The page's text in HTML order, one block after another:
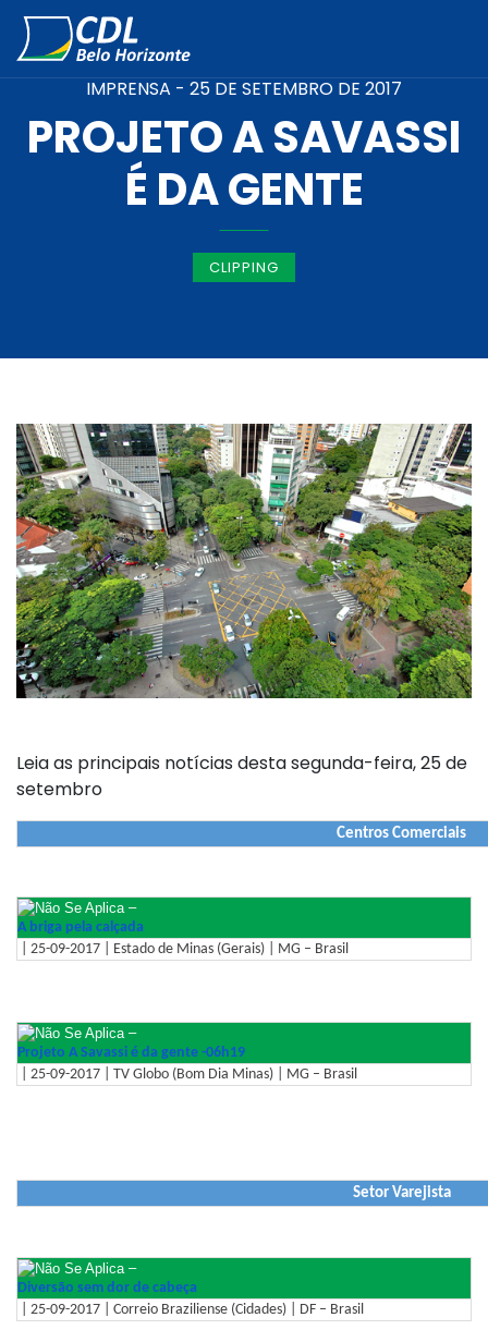
IMPRENSA - 25 DE SETEMBRO DE 2017
PROJETO A SAVASSI
É DA GENTE
CLIPPING
Leia as principais notícias desta segunda-feira, 25 de
setembro
Centros Comerciais
–
A briga pela calçada
| 25-09-2017 | Estado de Minas (Gerais) | MG – Brasil
–
Projeto A Savassi é da gente -06h19
| 25-09-2017 | TV Globo (Bom Dia Minas) | MG – Brasil
Setor Varejista
–
Diversão sem dor de cabeça
| 25-09-2017 | Correio Braziliense (Cidades) | DF – Brasil